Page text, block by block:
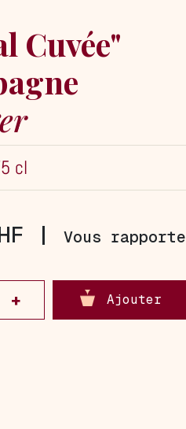
Cuvée"
cl
|
Vous rapporte
Ajouter